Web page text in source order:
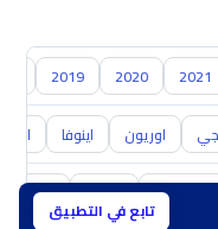
تابع في التطبيق
2021
2020
2019
اوريون اينوفا ايكو
سوزوكي هافال GAC